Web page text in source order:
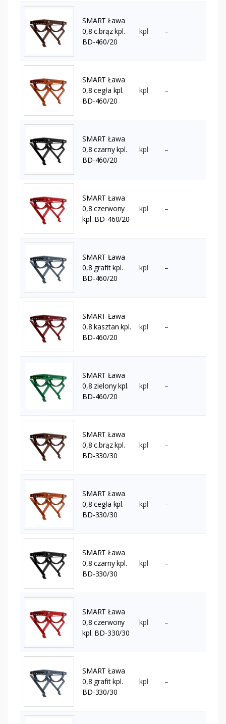
SMART Ława
0,8 c.brąz kpl.
BD-460/20
kpl –
SMART Ława
0,8 cegła kpl.
BD-460/20
kpl –
SMART Ława
0,8 czarny kpl.
BD-460/20
kpl –
SMART Ława
0,8 czerwony
kpl. BD-460/20
kpl –
SMART Ława
0,8 grafit kpl.
BD-460/20
kpl –
SMART Ława
0,8 kasztan kpl.
BD-460/20
kpl –
SMART Ława
0,8 zielony kpl.
BD-460/20
kpl –
SMART Ława
0,8 c.brąz kpl.
BD-330/30
kpl –
SMART Ława
0,8 cegła kpl.
BD-330/30
kpl –
SMART Ława
0,8 czarny kpl.
BD-330/30
kpl –
SMART Ława
0,8 czerwony
kpl. BD-330/30
kpl –
SMART Ława
0,8 grafit kpl.
BD-330/30
kpl –